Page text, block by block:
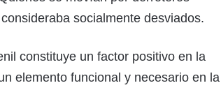
socialmente desviados.
constituye un factor positivo en la
elemento funcional y necesario en la